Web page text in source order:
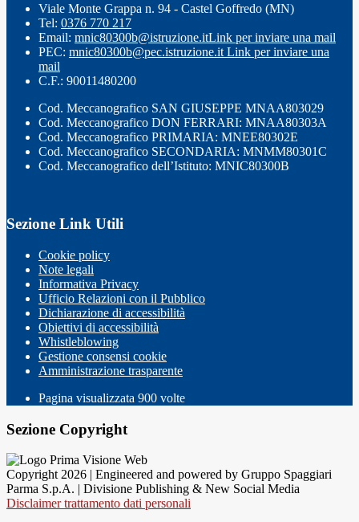
Viale Monte Grappa n. 94 - Castel Goffredo (MN)
Tel: 0376 770 217
Email: mnic80300b@istruzione.itLink per inviare una mail
PEC: mnic80300b@pec.istruzione.it Link per inviare una
mail
C.F.: 90011480200
Cod. Meccanografico SAN GIUSEPPE MNAA803029
Cod. Meccanografico DON FERRARI: MNAA80303A
Cod. Meccanografico PRIMARIA: MNEE80302E
Cod. Meccanografico SECONDARIA: MNMM80301C
Cod. Meccanografico dell’Istituto: MNIC80300B
Sezione Link Utili
Cookie policy
Note legali
Informativa Privacy
Ufficio Relazioni con il Pubblico
Dichiarazione di accessibilità
Obiettivi di accessibilità
Whistleblowing
Gestione consensi cookie
Amministrazione trasparente
Pagina visualizzata 900 volte
Sezione Copyright
Copyright 2026 | Engineered and powered by Gruppo Spaggiari
Parma S.p.A. | Divisione Publishing & New Social Media
Disclaimer trattamento dati personali